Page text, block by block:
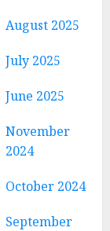
August 2025
July 2025
June 2025
November
2024
October 2024
September